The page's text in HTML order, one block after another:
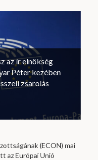
az ír elnökség
Péter kezében
zsarolás
(ECON) mai
az Európai Unió